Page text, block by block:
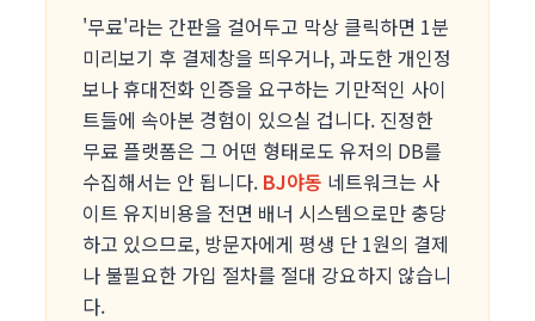
'무료'라는 간판을 걸어두고 막상 클릭하면 1분
미리보기 후 결제창을 띄우거나, 과도한 개인정
보나 휴대전화 인증을 요구하는 기만적인 사이
트들에 속아본 경험이 있으실 겁니다. 진정한
무료 플랫폼은 그 어떤 형태로도 유저의 DB를
수집해서는 안 됩니다. BJ야동 네트워크는 사
이트 유지비용을 전면 배너 시스템으로만 충당
하고 있으므로, 방문자에게 평생 단 1원의 결제
나 불필요한 가입 절차를 절대 강요하지 않습니
다.